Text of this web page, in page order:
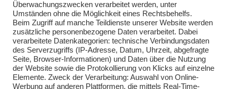
Übungen 2025
Impressum
Überwachungszwecken verarbeitet werden, unter
Umständen ohne die Möglichkeit eines Rechtsbehelfs.
Beim Zugriff auf manche Teildienste unserer Website werden
zusätzliche personenbezogene Daten verarbeitet. Dabei
verarbeitete Datenkategorien: technische Verbindungsdaten
des Serverzugriffs (IP-Adresse, Datum, Uhrzeit, abgefragte
Seite, Browser-Informationen) und Daten über die Nutzung
der Website sowie die Protokollierung von Klicks auf einzelne
Elemente. Zweck der Verarbeitung: Auswahl von Online-
Werbung auf anderen Plattformen, die mittels Real-Time-